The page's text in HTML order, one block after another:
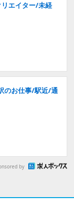
リエイター/未経
のお仕事/駅近/通
by